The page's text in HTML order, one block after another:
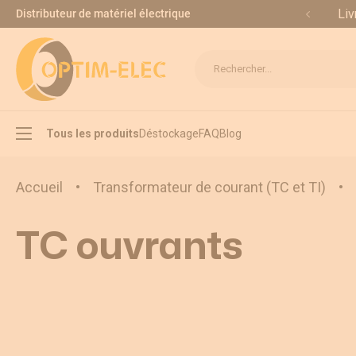
Allez au contenu
Distributeur de matériel électrique
Rechercher...
Tous les produits
Interrupteur sectionneur
DéstockageFAQBlog
Accueil • Transformateur de courant (TC et TI) •
TC ouvrants